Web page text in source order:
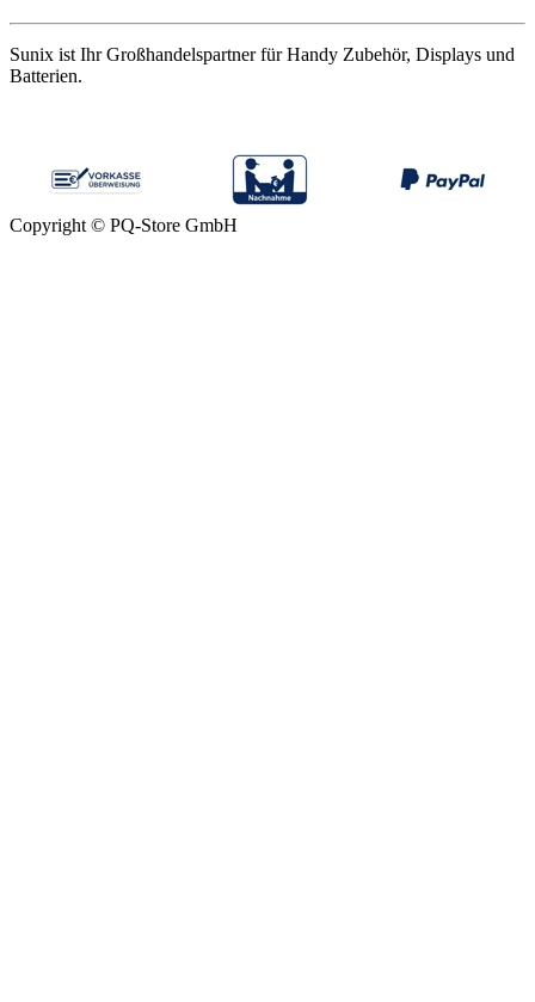
Sunix ist Ihr Großhandelspartner für Handy Zubehör, Displays und
Batterien.
Copyright © PQ-Store GmbH